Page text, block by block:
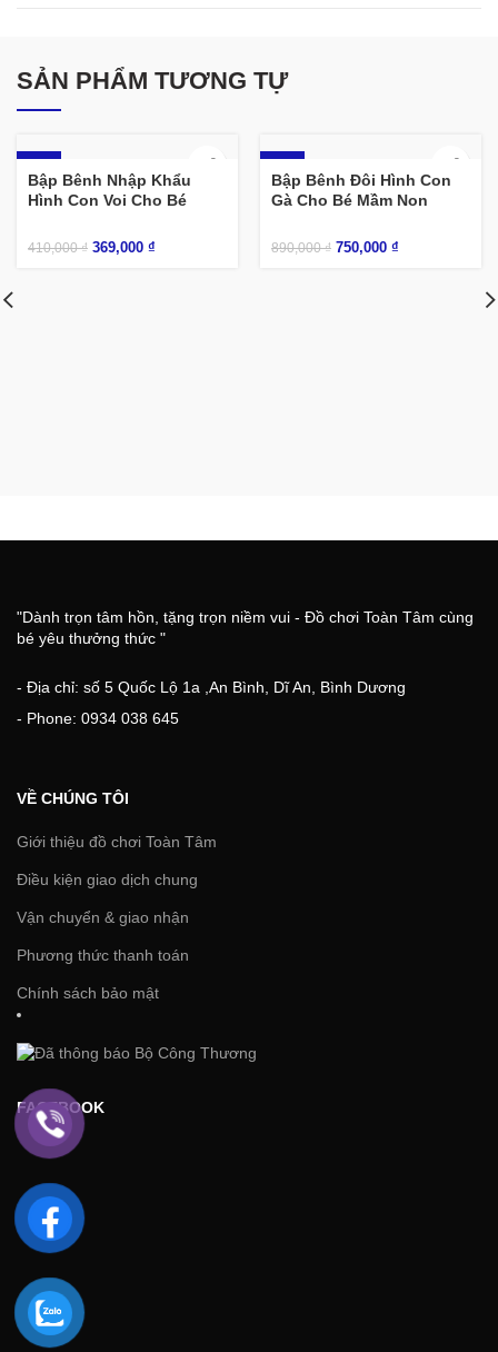
SẢN PHẨM TƯƠNG TỰ
Bập Bênh Nhập Khẩu
Hình Con Voi Cho Bé
410,000₫ 369,000 ₫
Bập Bênh Đôi Hình Con
Gà Cho Bé Mầm Non
890,000₫ 750,000 ₫
"Dành trọn tâm hồn, tặng trọn niềm vui - Đồ chơi Toàn Tâm cùng
bé yêu thưởng thức "
- Địa chỉ: số 5 Quốc Lộ 1a ,An Bình, Dĩ An, Bình Dương
- Phone: 0934 038 645
VỀ CHÚNG TÔI
Giới thiệu đồ chơi Toàn Tâm
Điều kiện giao dịch chung
Vận chuyển & giao nhận
Phương thức thanh toán
Chính sách bảo mật
FACEBOOK